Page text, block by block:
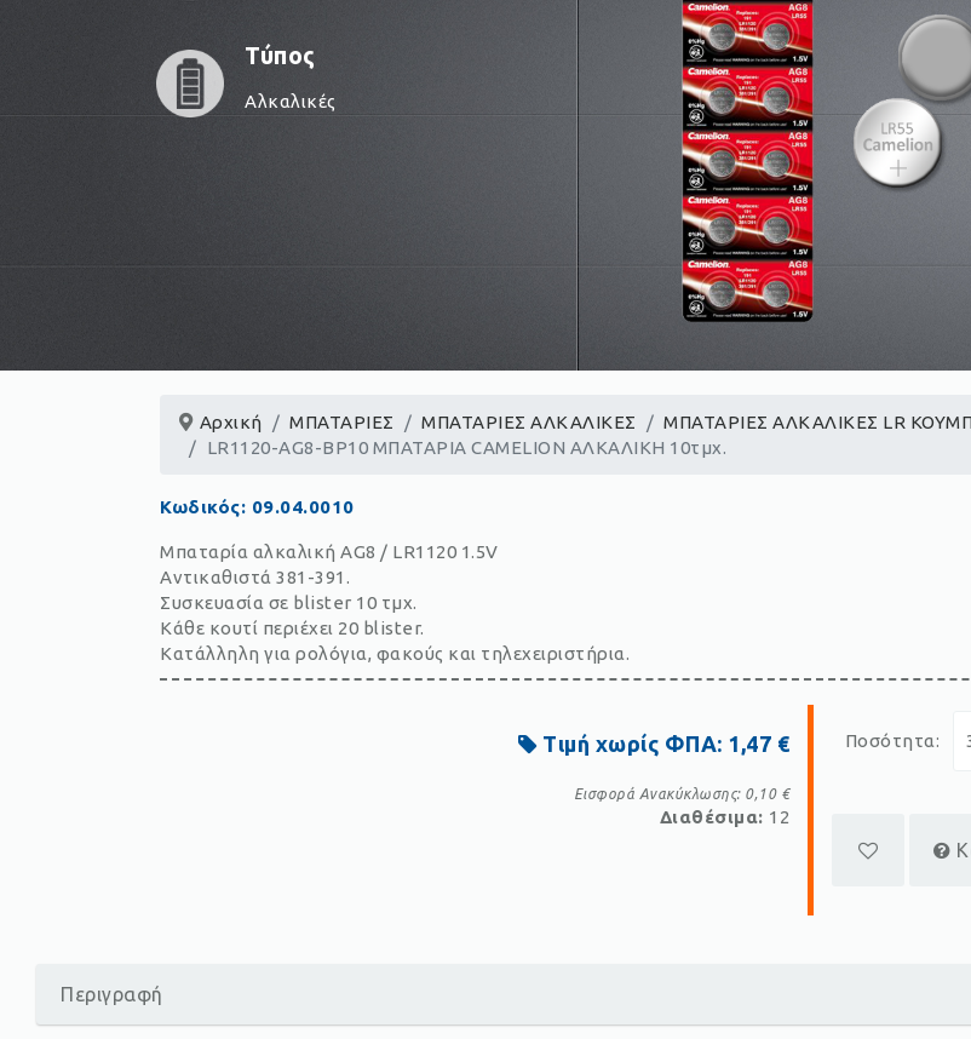
Τύπος
Αλκαλικές
Αρχική ΜΠΑΤΑΡΙΕΣ ΜΠΑΤΑΡΙΕΣ ΑΛΚΑΛΙΚΕΣ
ΜΠΑΤΑΡΙΕΣ ΑΛΚΑΛΙΚΕΣ LR
LR1120-AG8-BP10 ΜΠΑΤΑΡΙΑ CAMELION ΑΛKΑΛΙΚΗ 10τμχ.
Κωδικός: 09.04.0010
Μπαταρία αλκαλική AG8 / LR1120 1.5V
Αντικαθιστά 381-391.
Συσκευασία σε blister 10 τμχ.
Κάθε κουτί περιέχει 20 blister.
Κατάλληλη για ρολόγια, φακούς και τηλεχειριστήρια.
Τιμή χωρίς ΦΠΑ: 1,47 €
Εισφορά Ανακύκλωσης: 0,10 €
Διαθέσιμα: 12
Ποσότητα:
Περιγραφή